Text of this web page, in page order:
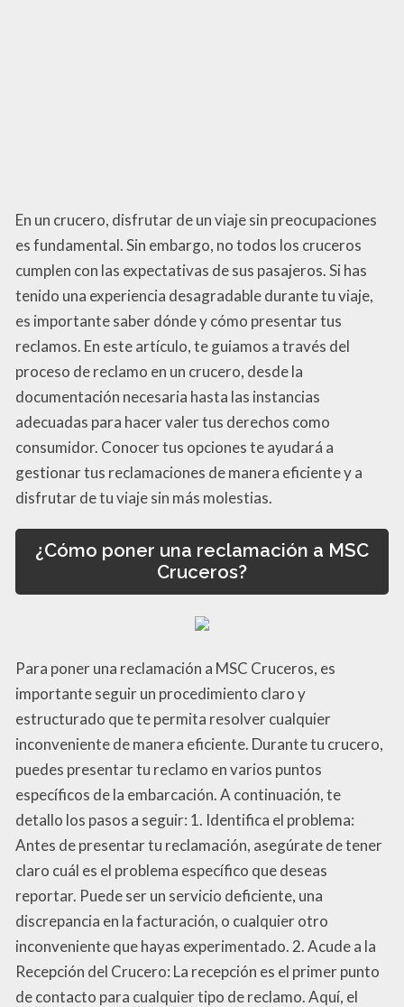
En un crucero, disfrutar de un viaje sin preocupaciones
es fundamental. Sin embargo, no todos los cruceros
cumplen con las expectativas de sus pasajeros. Si has
tenido una experiencia desagradable durante tu viaje,
es importante saber dónde y cómo presentar tus
reclamos. En este artículo, te guiamos a través del
proceso de reclamo en un crucero, desde la
documentación necesaria hasta las instancias
adecuadas para hacer valer tus derechos como
consumidor. Conocer tus opciones te ayudará a
gestionar tus reclamaciones de manera eficiente y a
disfrutar de tu viaje sin más molestias.
¿Cómo poner una reclamación a MSC
Cruceros?
Para poner una reclamación a MSC Cruceros, es
importante seguir un procedimiento claro y
estructurado que te permita resolver cualquier
inconveniente de manera eficiente. Durante tu crucero,
puedes presentar tu reclamo en varios puntos
específicos de la embarcación. A continuación, te
detallo los pasos a seguir: 1. Identifica el problema:
Antes de presentar tu reclamación, asegúrate de tener
claro cuál es el problema específico que deseas
reportar. Puede ser un servicio deficiente, una
discrepancia en la facturación, o cualquier otro
inconveniente que hayas experimentado. 2. Acude a la
Recepción del Crucero: La recepción es el primer punto
de contacto para cualquier tipo de reclamo. Aquí, el